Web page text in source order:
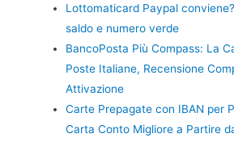
Lottomaticard Paypal
saldo e numero verde
BancoPosta Più Compass: La
Poste Italiane, Recensione
Attivazione
Carte Prepagate con IBAN per
Carta Conto Migliore a Partire